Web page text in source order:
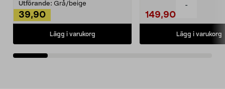
-
Utförande: Grå/beige
39,90
Lägg i varukorg
149,90
Lägg i varukorg